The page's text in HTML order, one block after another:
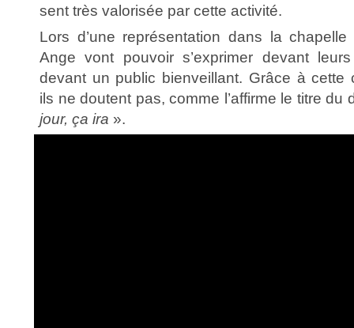
sent très valorisée par cette activité.
Lors d’une représentation dans la
Ange vont pouvoir s’exprimer devant
devant un public bienveillant. Grâce à cette
ils ne doutent pas, comme l’affirme le titre du
jour, ça ira ».